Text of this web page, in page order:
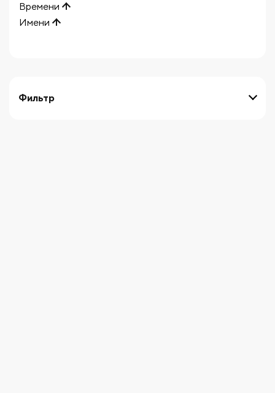
Фильтр
Времени
Имени